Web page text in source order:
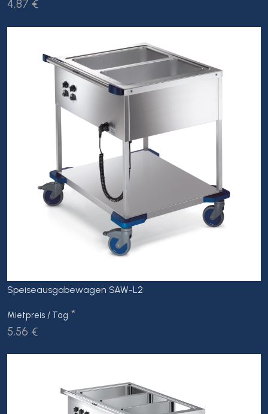
4,87 €
Speiseausgabewagen SAW-L2
Mietpreis / Tag *
5,56 €